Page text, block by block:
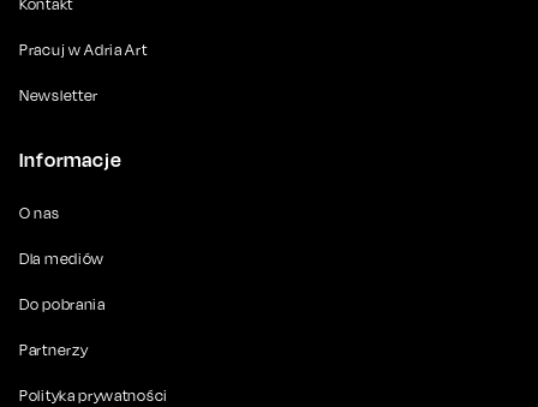
Kontakt
Pracuj w Adria Art
Newsletter
Informacje
O nas
Dla mediów
Do pobrania
Partnerzy
Polityka prywatności